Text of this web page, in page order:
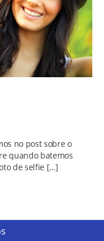
no post sobre o
quando batemos
de selfie […]